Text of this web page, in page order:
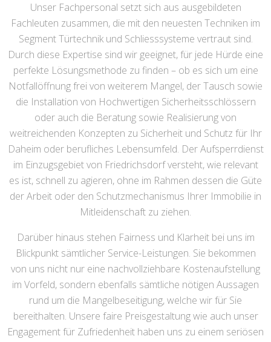
Unser Fachpersonal setzt sich aus ausgebildeten
Fachleuten zusammen, die mit den neuesten Techniken im
Segment Türtechnik und Schliesssysteme vertraut sind.
Durch diese Expertise sind wir geeignet, für jede Hürde eine
perfekte Lösungsmethode zu finden – ob es sich um eine
Notfallöffnung frei von weiterem Mangel, der Tausch sowie
die Installation von Hochwertigen Sicherheitsschlössern
oder auch die Beratung sowie Realisierung von
weitreichenden Konzepten zu Sicherheit und Schutz für Ihr
Daheim oder berufliches Lebensumfeld. Der Aufsperrdienst
im Einzugsgebiet von Friedrichsdorf versteht, wie relevant
es ist, schnell zu agieren, ohne im Rahmen dessen die Güte
der Arbeit oder den Schutzmechanismus Ihrer Immobilie in
Mitleidenschaft zu ziehen.
Darüber hinaus stehen Fairness und Klarheit bei uns im
Blickpunkt sämtlicher Service-Leistungen. Sie bekommen
von uns nicht nur eine nachvollziehbare Kostenaufstellung
im Vorfeld, sondern ebenfalls sämtliche nötigen Aussagen
rund um die Mangelbeseitigung, welche wir für Sie
bereithalten. Unsere faire Preisgestaltung wie auch unser
Engagement für Zufriedenheit haben uns zu einem seriösen